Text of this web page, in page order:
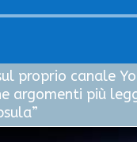
proprio canale
argomenti più